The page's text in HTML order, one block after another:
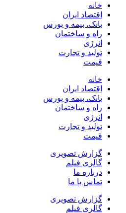
خانه
اقتصاد ایران
بانک، بیمه و بورس
راه و ساختمان
انرژی
تولید و تجارت
قیمت
خانه
اقتصاد ایران
بانک، بیمه و بورس
راه و ساختمان
انرژی
تولید و تجارت
قیمت
گزارش تصویری
گالری فیلم
درباره ما
تماس با ما
گزارش تصویری
گالری فیلم